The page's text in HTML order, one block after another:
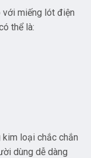
miếng lót điện
thể là:
loại chắc chắn
dùng dễ dàng